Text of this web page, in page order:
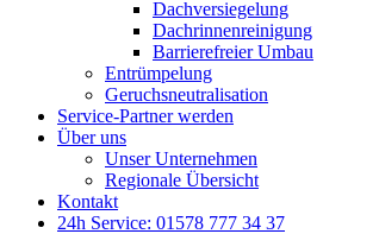
Dachversiegelung
Dachrinnenreinigung
Barrierefreier Umbau
Entrümpelung
Geruchsneutralisation
Service-Partner werden
Über uns
Unser Unternehmen
Regionale Übersicht
Kontakt
24h Service: 01578 777 34 37